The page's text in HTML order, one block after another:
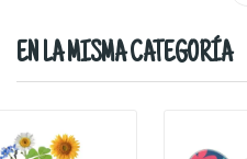
EN LA MISMA CATEGORÍA